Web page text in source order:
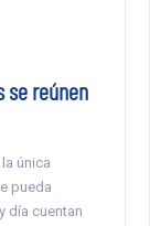
se reúnen
única
pueda
día cuentan